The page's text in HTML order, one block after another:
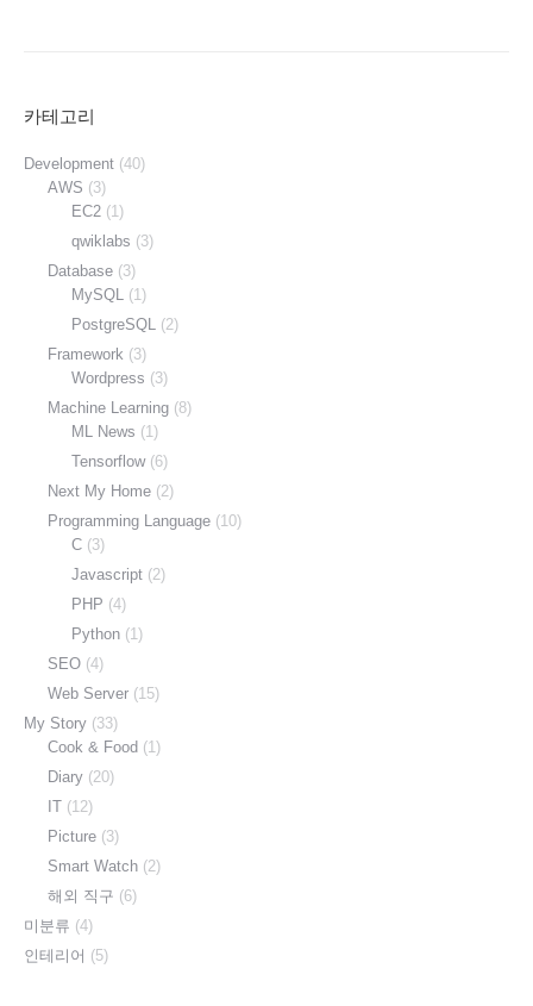
카테고리
Development (40)
AWS (3)
EC2 (1)
qwiklabs (3)
Database (3)
MySQL (1)
PostgreSQL (2)
Framework (3)
Wordpress (3)
Machine Learning (8)
ML News (1)
Tensorflow(6)
Next My Home (2)
Programming Language (10)
C (3)
Javascript (2)
PHP (4)
Python (1)
SEO (4)
Web Server (15)
My Story (33)
Cook & Food (1)
Diary (20)
IT (12)
Picture (3)
Smart Watch (2)
해외 직구 (6)
미분류 (4)
인테리어 (5)